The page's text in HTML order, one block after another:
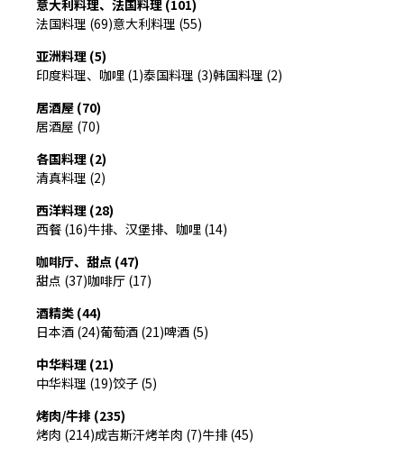
意大利料理、法国料理 (101)
法国料理 (69)意大利料理 (55)
亚洲料理 (5)
印度料理、咖哩 (1)泰国料理 (3)韩国料理 (2)
居酒屋 (70)
居酒屋 (70)
各国料理 (2)
清真料理 (2)
西洋料理 (28)
西餐 (16)牛排、汉堡排、咖哩 (14)
咖啡厅、甜点 (47)
甜点 (37)咖啡厅 (17)
酒精类 (44)
日本酒 (24)葡萄酒 (21)啤酒 (5)
中华料理 (21)
中华料理 (19)饺子 (5)
烤肉/牛排 (235)
烤肉 (214)成吉斯汗烤羊肉 (7)牛排 (45)